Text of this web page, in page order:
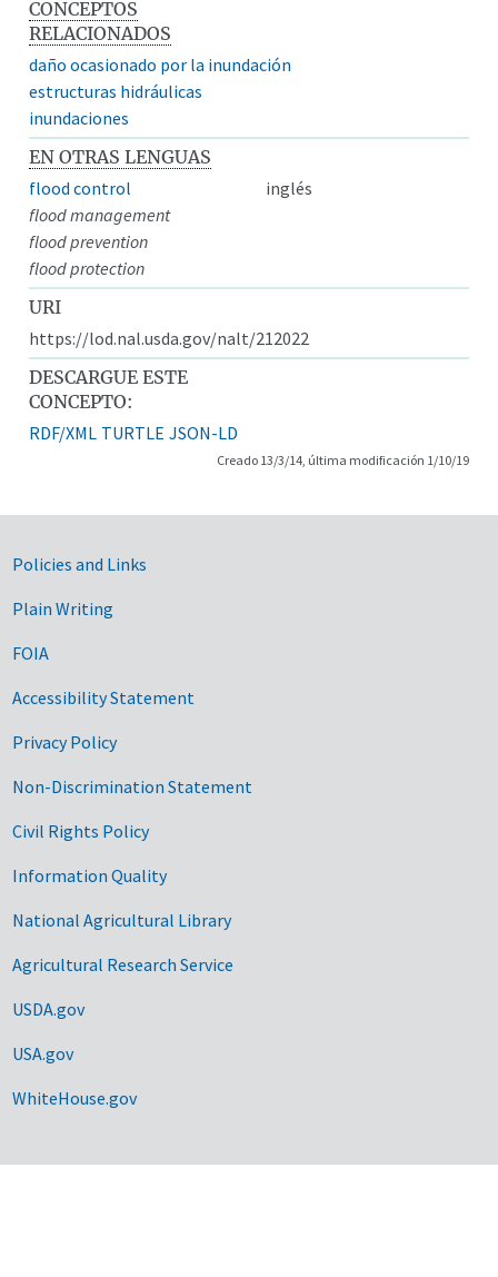
CONCEPTOS
RELACIONADOS
daño ocasionado por la inundación
estructuras hidráulicas
inundaciones
EN OTRAS LENGUAS
flood control
inglés
flood management
flood prevention
flood protection
URI
https://lod.nal.usda.gov/nalt/212022
DESCARGUE ESTE
CONCEPTO:
RDF/XML TURTLE JSON-LD
Creado 13/3/14, última modificación 1/10/19
Government Links
Policies and Links
Plain Writing
FOIA
Accessibility Statement
Privacy Policy
Non-Discrimination Statement
Civil Rights Policy
Information Quality
National Agricultural Library
Agricultural Research Service
USDA.gov
USA.gov
WhiteHouse.gov